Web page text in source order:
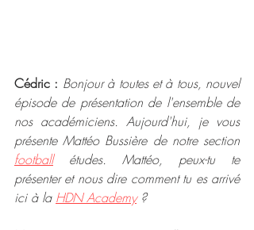
Cédric : Bonjour à toutes et à tous, nouvel
épisode de présentation de l'ensemble de
nos académiciens. Aujourd'hui, je vous
football études. Mattéo, peux-tu te
présenter et nous dire comment tu es arrivé
ici à la HDN Academy ?